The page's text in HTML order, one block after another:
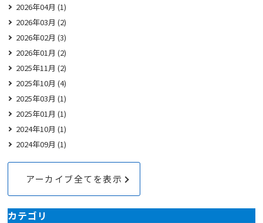
2026年04月 (1)
2026年03月 (2)
2026年02月 (3)
2026年01月 (2)
2025年11月 (2)
2025年10月 (4)
2025年03月 (1)
2025年01月 (1)
2024年10月 (1)
2024年09月 (1)
アーカイブ全てを表示
カテゴリ